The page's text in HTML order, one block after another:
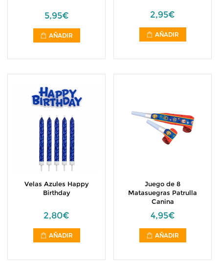
5,95€
AÑADIR
2,95€
AÑADIR
Velas Azules Happy
Birthday
2,80€
AÑADIR
Juego de 8
Matasuegras Patrulla
Canina
4,95€
AÑADIR